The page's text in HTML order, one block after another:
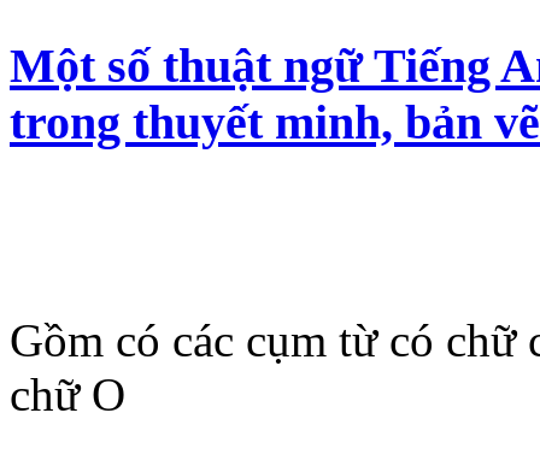
Một số thuật ngữ Tiếng
trong thuyết minh, bản
Gồm có các cụm từ có chữ
chữ O